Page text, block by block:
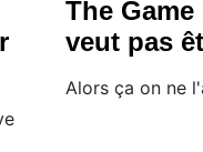
The
veut pas
Alors ça on ne